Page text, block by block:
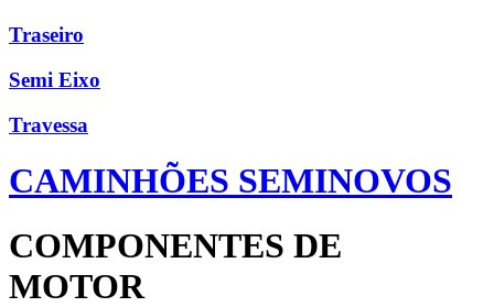
Traseiro
Semi Eixo
Travessa
CAMINHÕES SEMINOVOS
COMPONENTES DE
MOTOR